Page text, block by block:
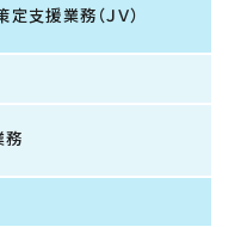
支援業務（ＪＶ）
務